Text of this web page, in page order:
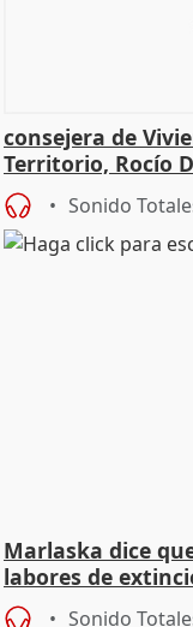
consejera de
Territorio, Rocío
Sonido
Marlaska dice
labores de
Sonido